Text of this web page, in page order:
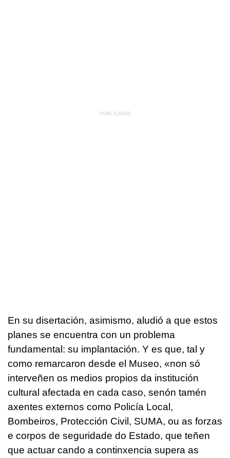
En su disertación, asimismo, aludió a que estos
planes se encuentra con un problema
fundamental: su implantación. Y es que, tal y
como remarcaron desde el Museo, «non só
interveñen os medios propios da institución
cultural afectada en cada caso, senón tamén
axentes externos como Policía Local,
Bombeiros, Protección Civil, SUMA, ou as forzas
e corpos de seguridade do Estado, que teñen
que actuar cando a continxencia supera as